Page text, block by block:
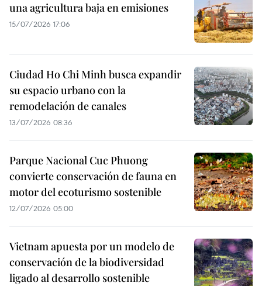
una agricultura baja en emisiones
15/07/2026 17:06
Ciudad Ho Chi Minh busca expandir
su espacio urbano con la
remodelación de canales
13/07/2026 08:36
Parque Nacional Cuc Phuong
convierte conservación de fauna en
motor del ecoturismo sostenible
12/07/2026 05:00
Vietnam apuesta por un modelo de
conservación de la biodiversidad
ligado al desarrollo sostenible